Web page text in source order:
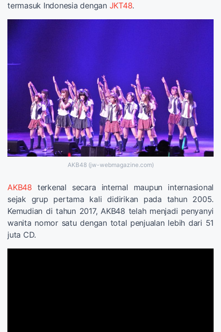
termasuk Indonesia dengan JKT48.
AKB48 (jw-webmagazine.com)
AKB48 terkenal secara internal maupun internasional
sejak grup pertama kali didirikan pada tahun 2005.
Kemudian di tahun 2017, AKB48 telah menjadi penyanyi
wanita nomor satu dengan total penjualan lebih dari 51
juta CD.